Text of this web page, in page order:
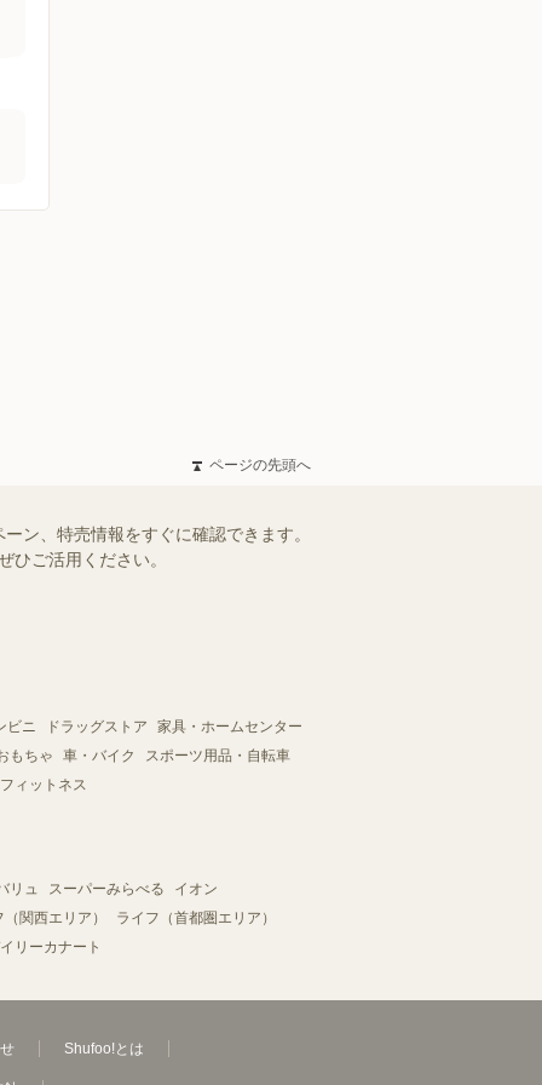
ページの先頭へ
ン、特売情報をすぐに確認できます。
ご活用ください。
ビニ ドラッグストア
家具・ホームセンター
もちゃ 車・バイク
スポーツ用品・自転車
ィットネス
リュ スーパーみらべる
イオン
関西エリア）
ライフ（首都圏エリア）
リーカナート
Shufoo!とは